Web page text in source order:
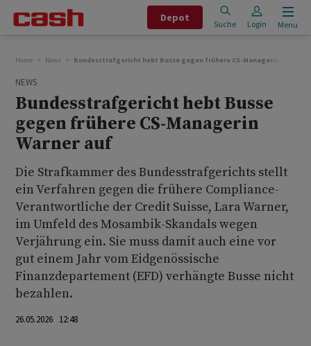
Depot
Suche Login Menu
Home News Bundesstrafgericht hebt Busse gegen frühere CS-Managerin Warner
NEWS
Bundesstrafgericht hebt Busse
gegen frühere CS-Managerin
Warner auf
Die Strafkammer des Bundesstrafgerichts stellt
ein Verfahren gegen die frühere Compliance-
Verantwortliche der Credit Suisse, Lara Warner,
im Umfeld des Mosambik-Skandals wegen
Verjährung ein. Sie muss damit auch eine vor
gut einem Jahr vom Eidgenössische
Finanzdepartement (EFD) verhängte Busse nicht
bezahlen.
26.05.2026 12:48